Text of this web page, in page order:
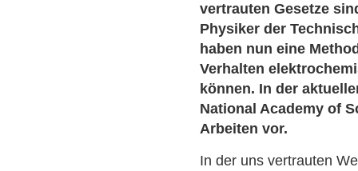
vertrauten Gesetze
Physiker der
haben nun eine
Verhalten
können. In der
National Academy of
Arbeiten vor.
In der uns vertrauten